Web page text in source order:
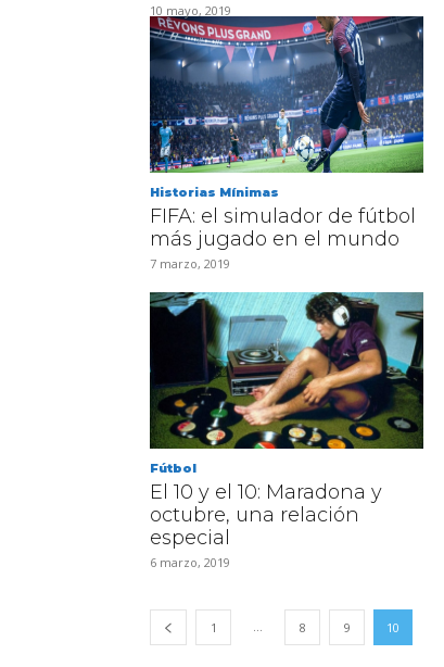
10 mayo, 2019
Historias Mínimas
FIFA: el simulador de fútbol
más jugado en el mundo
7 marzo, 2019
Fútbol
El 10 y el 10: Maradona y
octubre, una relación
especial
6 marzo, 2019
1 8 9 10